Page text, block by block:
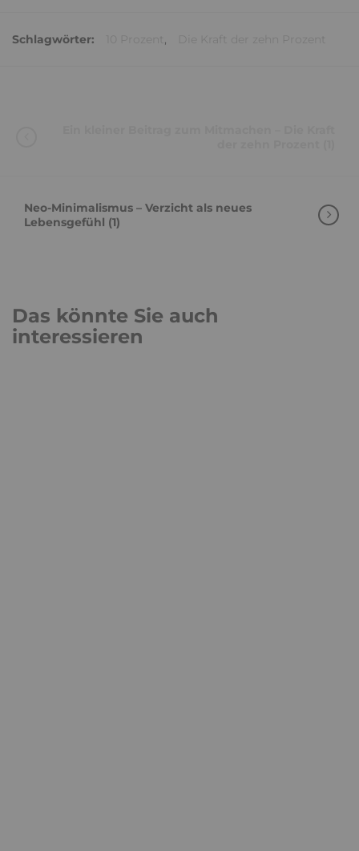
Schlagwörter: ,
Neo-Minimalismus – Verzicht als neues
Lebensgefühl (1)
Das könnte Sie auch
interessieren